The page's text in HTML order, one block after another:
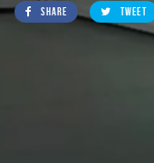
SHARE TWEET